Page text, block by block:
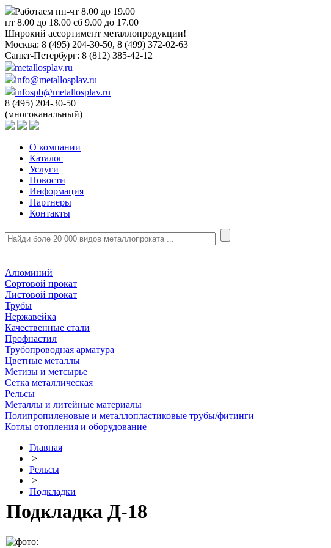
Работаем пн-чт 8.00 до 19.00
пт 8.00 до 18.00 сб 9.00 до 17.00
Широкий ассортимент металлопродукции!
Москва: 8 (495) 204-30-50, 8 (499) 372-02-63
Санкт-Петербург: 8 (812) 385-42-12
metallosplav.ru
info@metallosplav.ru
infospb@metallosplav.ru
8 (495) 204-30-50
(многоканальный)
О компании
Каталог
Услуги
Новости
Информация
Партнеры
Контакты
Алюминий
Сортовой прокат
Листовой прокат
Трубы
Нержавейка
Качественные стали
Профнастил
Трубопроводная арматура
Цветные металлы
Метизы и метсырье
Сетка металлическая
Рельсы
Металлы и литейные материалы
Полипропиленовые и металлопластиковые трубы/фитинги
Котлы отопления и оборудование
Главная
>
Рельсы
>
Подкладки
Подкладка Д-18